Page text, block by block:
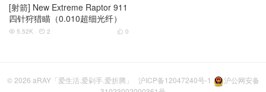
[射箭] New Extreme Raptor 911
四针狩猎瞄（0.010超细光纤）
 0
 5.52K  2
© 2026 aRAY「爱生活.爱剁手.爱折腾」 沪ICP备12047240号-1
沪公网安备